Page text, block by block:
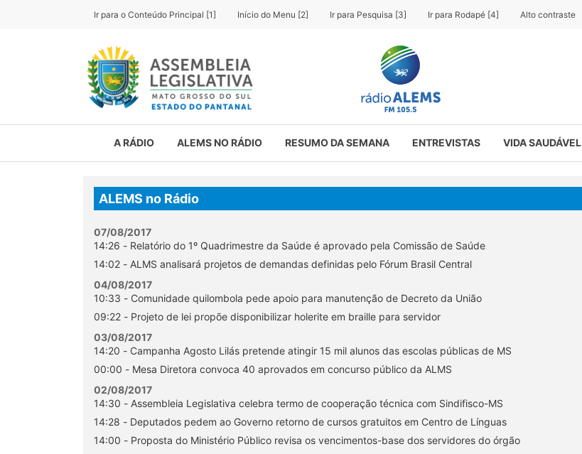
Ir para o Conteúdo Principal [1] Início do Menu [2] Ir para Pesquisa [3] Ir para Rodapé [4] Alto contraste
A RÁDIO ALEMS NO RÁDIO RESUMO DA SEMANA ENTREVISTAS VIDA SAUDÁVEL
ALEMS no Rádio
07/08/2017
14:26 - Relatório do 1º Quadrimestre da Saúde é aprovado pela Comissão de Saúde
14:02 - ALMS analisará projetos de demandas definidas pelo Fórum Brasil Central
04/08/2017
10:33 - Comunidade quilombola pede apoio para manutenção de Decreto da União
09:22 - Projeto de lei propõe disponibilizar holerite em braille para servidor
03/08/2017
14:20 - Campanha Agosto Lilás pretende atingir 15 mil alunos das escolas públicas de MS
00:00 - Mesa Diretora convoca 40 aprovados em concurso público da ALMS
02/08/2017
14:30 - Assembleia Legislativa celebra termo de cooperação técnica com Sindifisco-MS
14:28 - Deputados pedem ao Governo retorno de cursos gratuitos em Centro de Línguas
14:00 - Proposta do Ministério Público revisa os vencimentos-base dos servidores do órgão